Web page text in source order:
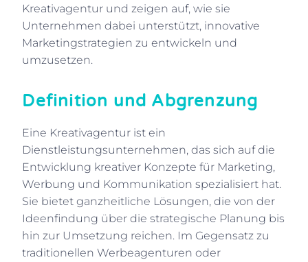
Kreativagentur und zeigen auf, wie sie
Unternehmen dabei unterstützt, innovative
Marketingstrategien zu entwickeln und
umzusetzen.
Definition und Abgrenzung
Eine Kreativagentur ist ein
Dienstleistungsunternehmen, das sich auf die
Entwicklung kreativer Konzepte für Marketing,
Werbung und Kommunikation spezialisiert hat.
Sie bietet ganzheitliche Lösungen, die von der
Ideenfindung über die strategische Planung bis
hin zur Umsetzung reichen. Im Gegensatz zu
traditionellen Werbeagenturen oder